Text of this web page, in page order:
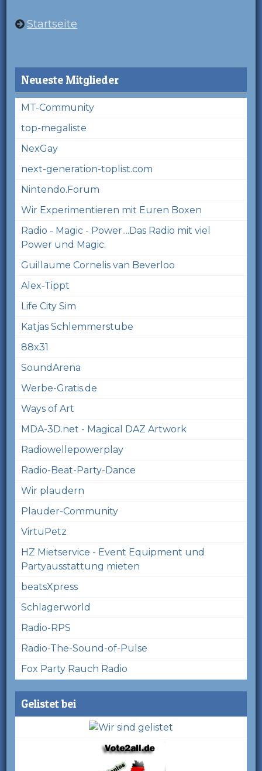
Startseite
Neueste Mitglieder
MT-Community
top-megaliste
NexGay
next-generation-toplist.com
Nintendo.Forum
Wir Experimentieren mit Euren Boxen
Radio - Magic - Power....Das Radio mit viel
Power und Magic.
Guillaume Cornelis van Beverloo
Alex-Tippt
Life City Sim
Katjas Schlemmerstube
88x31
SoundArena
Werbe-Gratis.de
Ways of Art
MDA-3D.net - Magical DAZ Artwork
Radiowellepowerplay
Radio-Beat-Party-Dance
Wir plaudern
Plauder-Community
VirtuPetz
HZ Mietservice - Event Equipment und
Partyausstattung mieten
beatsXpress
Schlagerworld
Radio-RPS
Radio-The-Sound-of-Pulse
Fox Party Rauch Radio
Gelistet bei